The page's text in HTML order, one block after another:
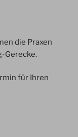
die Praxen
Gerecke.
für Ihren